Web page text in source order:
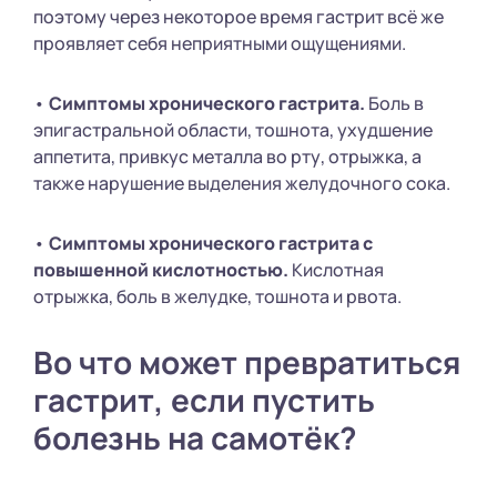
поэтому через некоторое время гастрит всё же
проявляет себя неприятными ощущениями.
• Симптомы хронического гастрита. Боль в
эпигастральной области, тошнота, ухудшение
аппетита, привкус металла во рту, отрыжка, а
также нарушение выделения желудочного сока.
• Симптомы хронического гастрита с
повышенной кислотностью. Кислотная
отрыжка, боль в желудке, тошнота и рвота.
Во что может превратиться
гастрит, если пустить
болезнь на самотёк?